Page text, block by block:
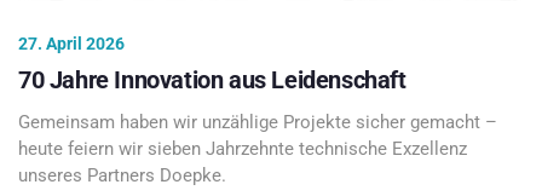
27. April 2026
70 Jahre Innovation aus Leidenschaft
Gemeinsam haben wir unzählige Projekte sicher gemacht –
heute feiern wir sieben Jahrzehnte technische Exzellenz
unseres Partners Doepke.